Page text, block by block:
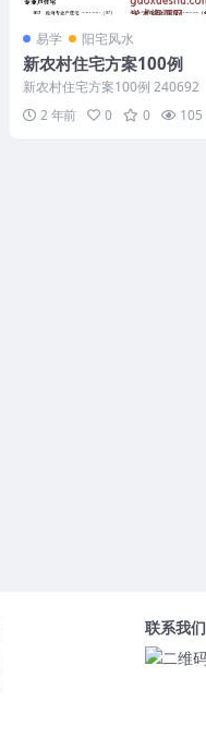
易学 阳宅风水
新农村住宅方案100例
新农村住宅方案100例 240692
2 年前
0 0 105
联系我们